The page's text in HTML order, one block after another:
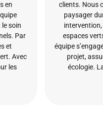
en
soin
Par
et
Avec
les
clients. Nous
paysager
intervention,
espaces
équipe
projet,
écologie.